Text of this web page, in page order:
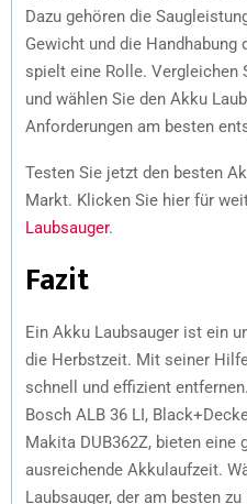
Dazu gehören die
Gewicht und die Handhabung
spielt eine Rolle. Vergleichen
und wählen Sie den Akku
Anforderungen am besten
Testen Sie jetzt den besten
Markt. Klicken Sie hier für
Laubsauger.
Fazit
Ein Akku Laubsauger ist ein
die Herbstzeit. Mit seiner
schnell und effizient
Bosch ALB 36 LI,
Makita DUB362Z, bieten eine
ausreichende Akkulaufzeit.
Laubsauger, der am besten